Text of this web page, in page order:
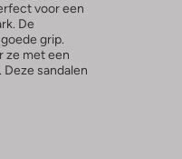
voor een
De
grip.
ze met een
sandalen